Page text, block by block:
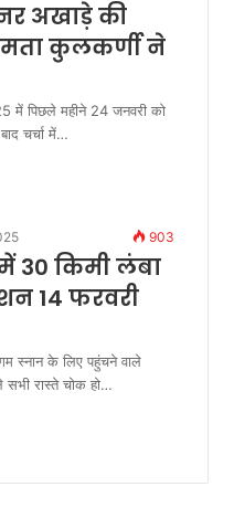
अखाड़े की
कुलकर्णी ने
में पिछले महीने 24 जनवरी को
चर्चा में…
903
30 किमी लंबा
14 फरवरी
स्नान के लिए पहुंचने वाले
रास्ते चोक हो…